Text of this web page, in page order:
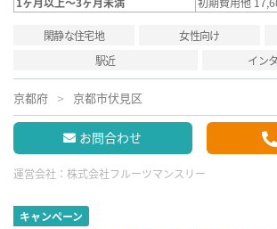
閑静な住宅地 女性向け
駅近
イン
京都府 京都市伏見区
お問合わせ
運営会社： 株式会社フルーツマンスリー
キャンペーン